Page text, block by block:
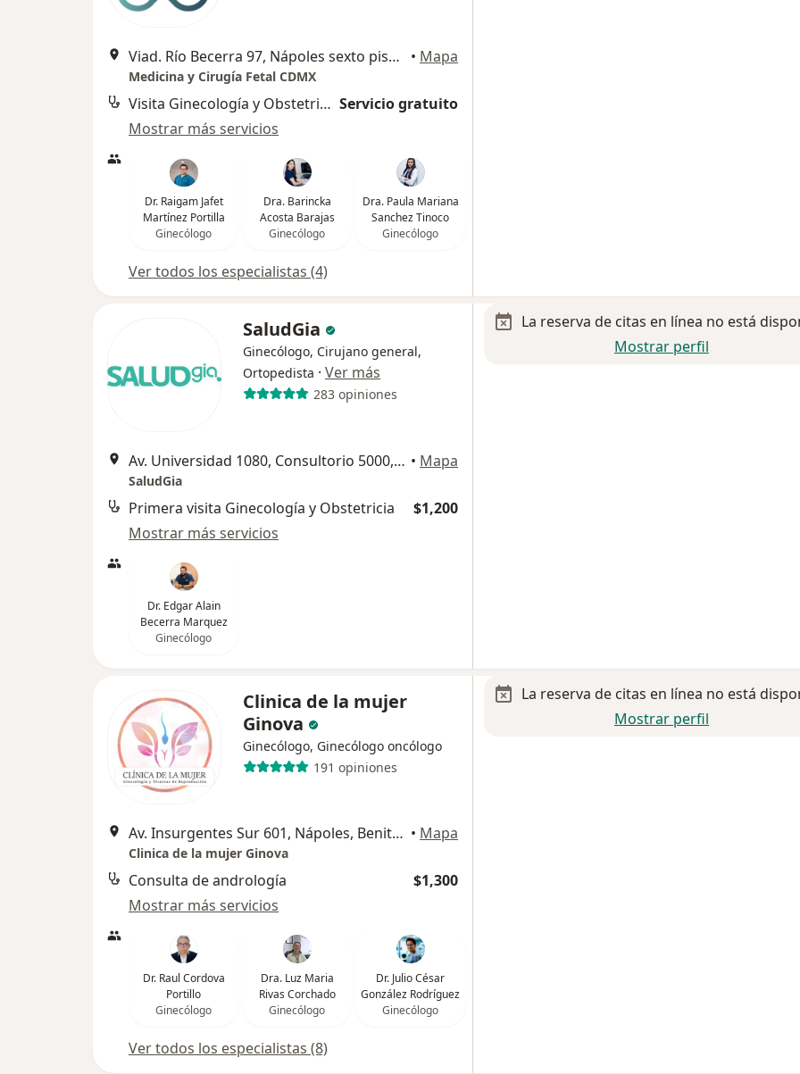
Viad. Río Becerra 97, Nápoles sexto piso Consultorio 601-607, Ciudad de México • Mapa
Medicina y Cirugía Fetal CDMX
Visita Ginecología y Obstetricia Servicio gratuito
Mostrar más servicios
Dr. Raigam Jafet
Martínez Portilla
Ginecólogo
Dra. Barincka
Acosta Barajas
Ginecólogo
Dra. Paula Mariana
Sanchez Tinoco
Ginecólogo
Ver todos los especialistas (4)
SaludGia
Ginecólogo, Cirujano general,
Ortopedista · Ver más
283 opiniones
Av. Universidad 1080, Consultorio 5000, Benito Juárez • Mapa
SaludGia
Primera visita Ginecología y Obstetricia
$1,200
Mostrar más servicios
Dr. Edgar Alain
Becerra Marquez
Ginecólogo
La reserva de citas en línea no está
Mostrar perfil
Clinica de la mujer
Ginova
Ginecólogo, Ginecólogo oncólogo
191 opiniones
Av. Insurgentes Sur 601, Nápoles, Benito Juárez • Mapa
Clinica de la mujer Ginova
Consulta de andrología
$1,300
Mostrar más servicios
Dr. Raul Cordova
Portillo
Ginecólogo
Dra. Luz Maria
Rivas Corchado
Ginecólogo
Dr. Julio César
González Rodríguez
Ginecólogo
Ver todos los especialistas (8)
La reserva de citas en línea no está
Mostrar perfil